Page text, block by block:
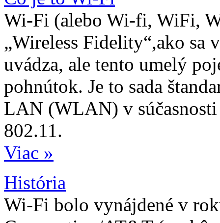
Wi-Fi (alebo Wi-fi, WiFi,
„Wireless Fidelity“,ako sa
uvádza, ale tento umelý
pohnútok. Je to sada
LAN (WLAN) v
802.11.
Viac »
História
Wi-Fi bolo vynájdené v